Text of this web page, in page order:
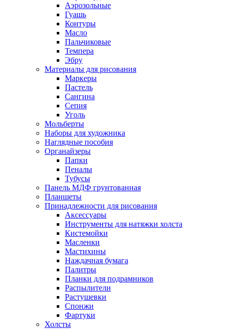
Аэрозольные
Гуашь
Контуры
Масло
Пальчиковые
Темпера
Эбру
Материалы для рисования
Маркеры
Пастель
Сангина
Сепия
Уголь
Мольберты
Наборы для художника
Наглядные пособия
Органайзеры
Папки
Пеналы
Тубусы
Панель МДФ грунтованная
Планшеты
Принадлежности для рисования
Аксессуары
Инструменты для натяжки холста
Кистемойки
Масленки
Мастихины
Наждачная бумага
Палитры
Планки для подрамников
Распылители
Растушевки
Спонжи
Фартуки
Холсты